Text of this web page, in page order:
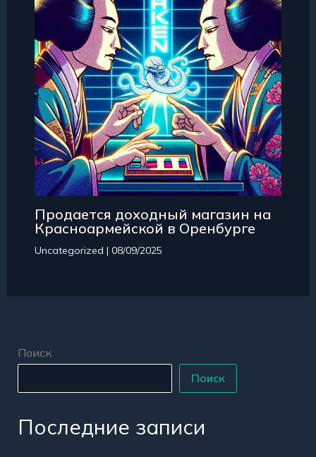
Продается доходный магазин на
Красноармейской в Оренбурге
Uncategorized | 08/09/2025
Поиск
Поиск
Последние записи